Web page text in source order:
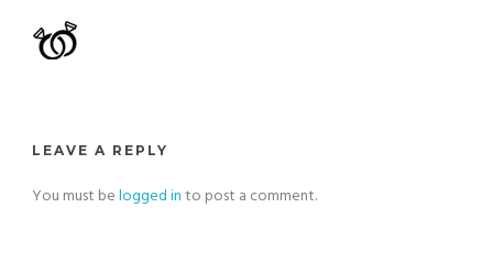
LEAVE A REPLY
You must belogged into post a comment.